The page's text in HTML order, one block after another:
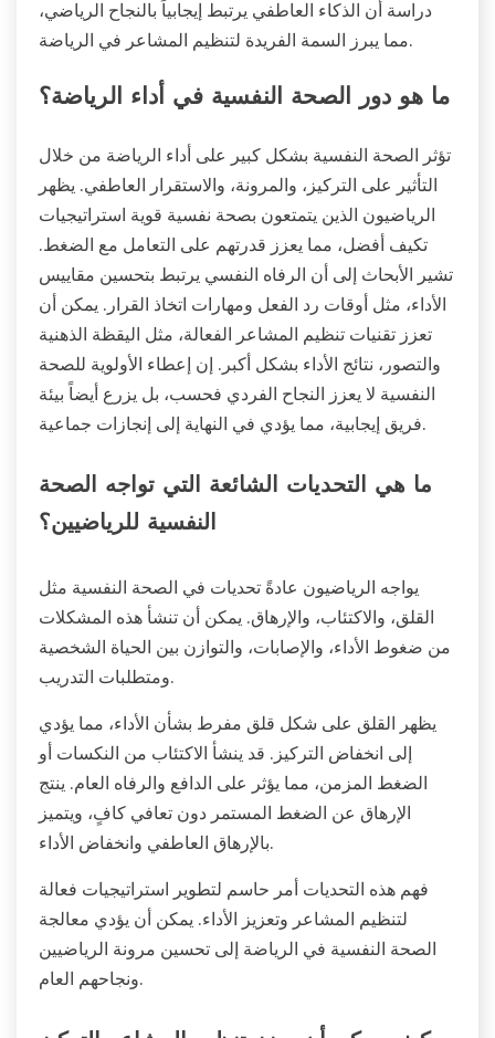
دراسة أن الذكاء العاطفي يرتبط إيجابياً بالنجاح الرياضي،
مما يبرز السمة الفريدة لتنظيم المشاعر في الرياضة.
ما هو دور الصحة النفسية في أداء الرياضة؟
تؤثر الصحة النفسية بشكل كبير على أداء الرياضة من خلال
التأثير على التركيز، والمرونة، والاستقرار العاطفي. يظهر
الرياضيون الذين يتمتعون بصحة نفسية قوية استراتيجيات
تكيف أفضل، مما يعزز قدرتهم على التعامل مع الضغط.
تشير الأبحاث إلى أن الرفاه النفسي يرتبط بتحسين مقاييس
الأداء، مثل أوقات رد الفعل ومهارات اتخاذ القرار. يمكن أن
تعزز تقنيات تنظيم المشاعر الفعالة، مثل اليقظة الذهنية
والتصور، نتائج الأداء بشكل أكبر. إن إعطاء الأولوية للصحة
النفسية لا يعزز النجاح الفردي فحسب، بل يزرع أيضاً بيئة
فريق إيجابية، مما يؤدي في النهاية إلى إنجازات جماعية.
ما هي التحديات الشائعة التي تواجه الصحة
النفسية للرياضيين؟
يواجه الرياضيون عادةً تحديات في الصحة النفسية مثل
القلق، والاكتئاب، والإرهاق. يمكن أن تنشأ هذه المشكلات
من ضغوط الأداء، والإصابات، والتوازن بين الحياة الشخصية
ومتطلبات التدريب.
يظهر القلق على شكل قلق مفرط بشأن الأداء، مما يؤدي
إلى انخفاض التركيز. قد ينشأ الاكتئاب من النكسات أو
الضغط المزمن، مما يؤثر على الدافع والرفاه العام. ينتج
الإرهاق عن الضغط المستمر دون تعافي كافٍ، ويتميز
بالإرهاق العاطفي وانخفاض الأداء.
فهم هذه التحديات أمر حاسم لتطوير استراتيجيات فعالة
لتنظيم المشاعر وتعزيز الأداء. يمكن أن يؤدي معالجة
الصحة النفسية في الرياضة إلى تحسين مرونة الرياضيين
ونجاحهم العام.